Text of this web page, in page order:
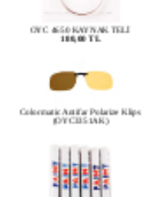
OYC 4650 KAYNAK TELİ
180,00 TL
Colormatic Antifar Polarize Klips